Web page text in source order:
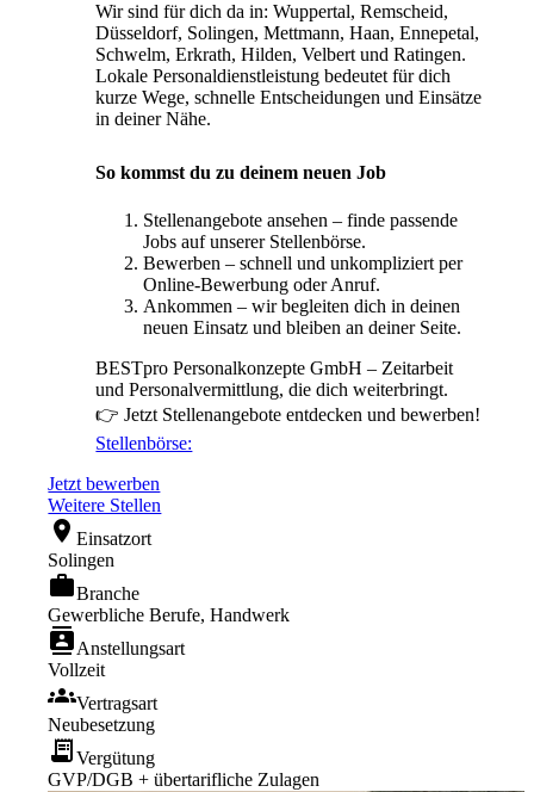
Wir sind für dich da in: Wuppertal, Remscheid,
Düsseldorf, Solingen, Mettmann, Haan, Ennepetal,
Schwelm, Erkrath, Hilden, Velbert und Ratingen.
Lokale Personaldienstleistung bedeutet für dich
kurze Wege, schnelle Entscheidungen und Einsätze
in deiner Nähe.
So kommst du zu deinem neuen Job
Stellenangebote ansehen – finde passende
Jobs auf unserer Stellenbörse.
Bewerben – schnell und unkompliziert per
Online-Bewerbung oder Anruf.
Ankommen – wir begleiten dich in deinen
neuen Einsatz und bleiben an deiner Seite.
BESTpro Personalkonzepte GmbH – Zeitarbeit
und Personalvermittlung, die dich weiterbringt.
👉 Jetzt Stellenangebote entdecken und bewerben!
Stellenbörse:
Jetzt bewerben
Weitere Stellen
location_onEinsatzort
Solingen
workBranche
Gewerbliche Berufe, Handwerk
contactsAnstellungsart
Vollzeit
groupsVertragsart
Neubesetzung
receipt_longVergütung
GVP/DGB + übertarifliche Zulagen